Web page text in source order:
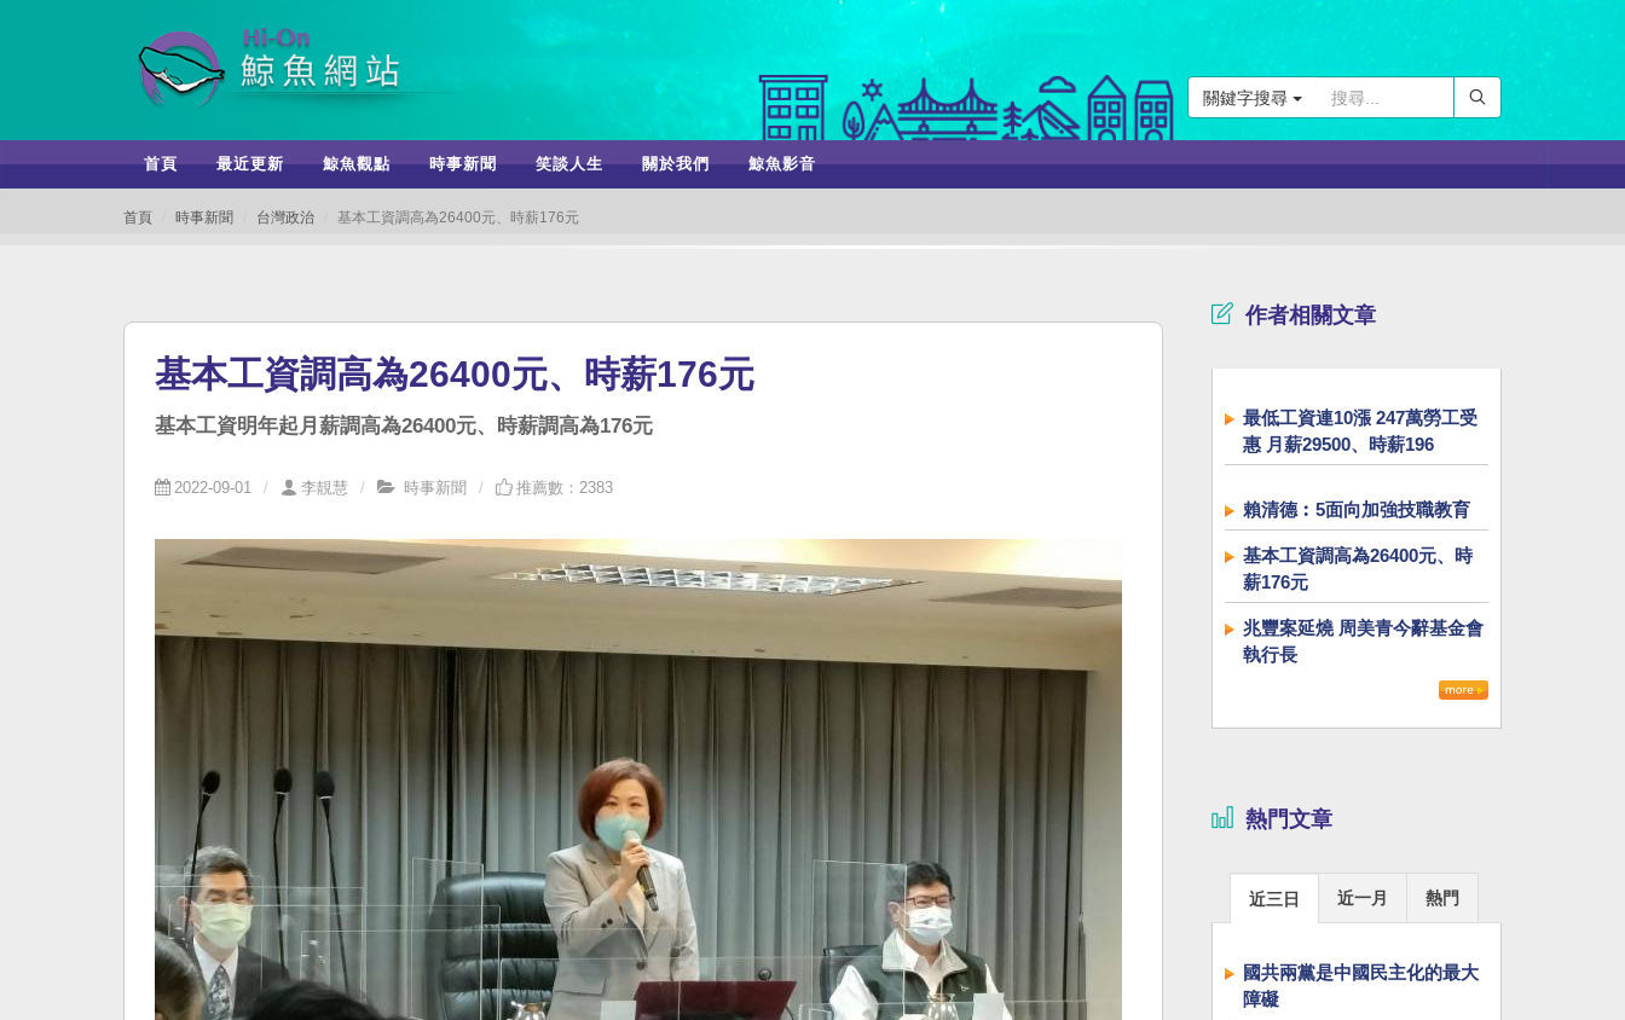
關鍵字搜尋
首頁 最近更新 鯨魚觀點 時事新聞 笑談人生 關於我們 鯨魚影音
首頁 時事新聞 台灣政治 基本工資調高為26400元、時薪176元
基本工資調高為26400元、時薪176元
基本工資明年起月薪調高為26400元、時薪調高為176元
2022-09-01 李靚慧 時事新聞 推薦數：2383
作者相關文章
最低工資連10漲 247萬勞工受
惠 月薪29500、時薪196
賴清德︰5面向加強技職教育
基本工資調高為26400元、時
薪176元
兆豐案延燒 周美青今辭基金會
執行長
熱門文章
近三日 近一月 熱門
國共兩黨是中國民主化的最大
障礙